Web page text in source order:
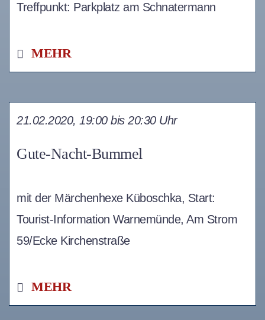
Treffpunkt: Parkplatz am Schnatermann
MEHR
Gute-Nacht-Bummel
21.02.2020, 19:00 bis 20:30 Uhr
mit der Märchenhexe Küboschka, Start:
Tourist-Information Warnemünde, Am Strom
59/Ecke Kirchenstraße
MEHR